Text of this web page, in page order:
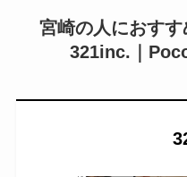
宮崎の人におす
321inc.｜